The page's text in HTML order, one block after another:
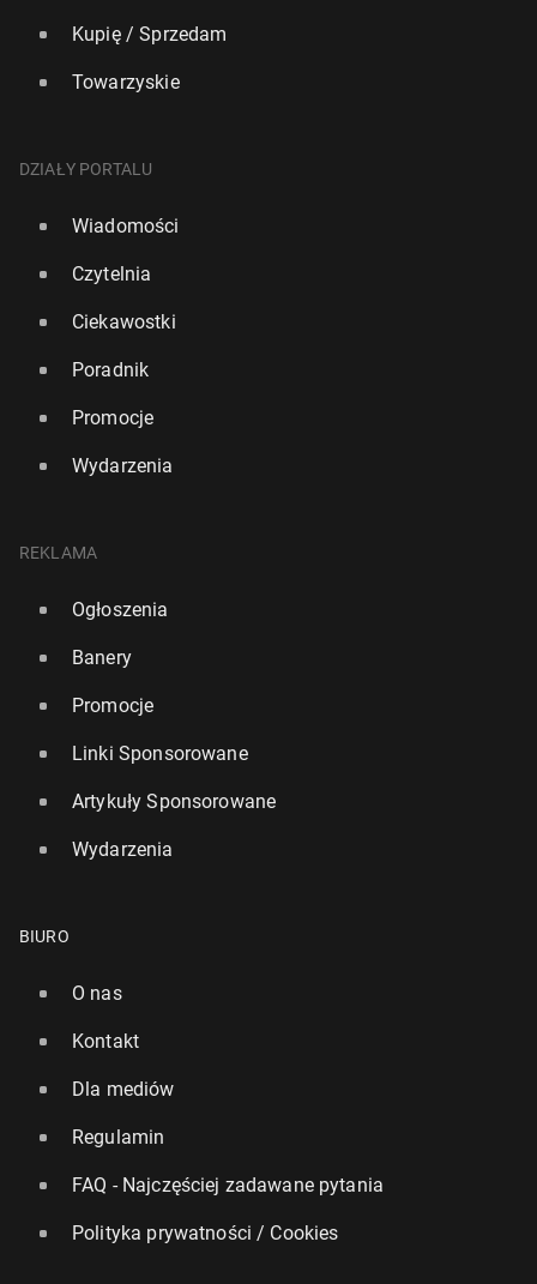
Kupię / Sprzedam
Towarzyskie
DZIAŁY PORTALU
Wiadomości
Czytelnia
Ciekawostki
Poradnik
Promocje
Wydarzenia
REKLAMA
Ogłoszenia
Banery
Promocje
Linki Sponsorowane
Artykuły Sponsorowane
Wydarzenia
BIURO
O nas
Kontakt
Dla mediów
Regulamin
FAQ - Najczęściej zadawane pytania
Polityka prywatności / Cookies